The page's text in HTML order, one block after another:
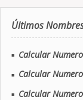
Últimos
■ Calcular
■ Calcular
■ Calcular